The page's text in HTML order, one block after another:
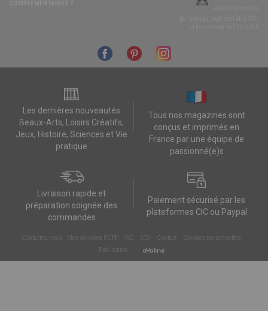
Les dernières nouveautés
Beaux-Arts, Loisirs Créatifs,
Jeux, Histoire, Sciences et Vie
pratique
Tous nos magazines sont
conçus et imprimés en
France par une équipe de
passionné(e)s
Livraison rapide et
préparation soignée des
commandes
Paiement sécurisé par les
plateformes CIC ou Paypal
Contactez-nous Mes données RGPD FAQ CGV Contact
Données personnelles
Réalisation :